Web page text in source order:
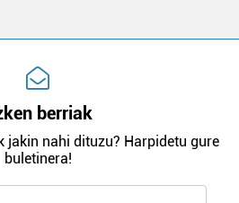
berriak
jakin nahi dituzu? Harpidetu gure
buletinera!